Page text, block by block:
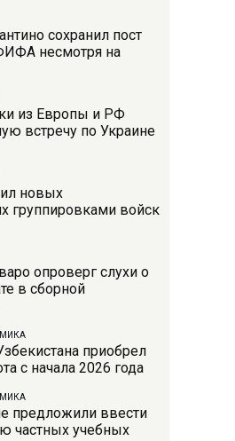
сохранил пост
несмотря на
из Европы и РФ
встречу по Украине
новых
группировками войск
опроверг слухи о
в сборной
приобрел
с начала 2026 года
предложили ввести
частных учебных